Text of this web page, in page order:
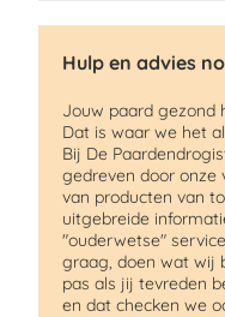
Hulp en advies
Jouw paard gezond
Dat is waar we het
Bij De
gedreven door onze
van producten van
uitgebreide
"ouderwetse"
graag, doen wat wij
pas als jij tevreden
en dat checken we